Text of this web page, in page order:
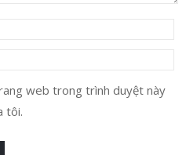
web trong trình duyệt này
tôi.